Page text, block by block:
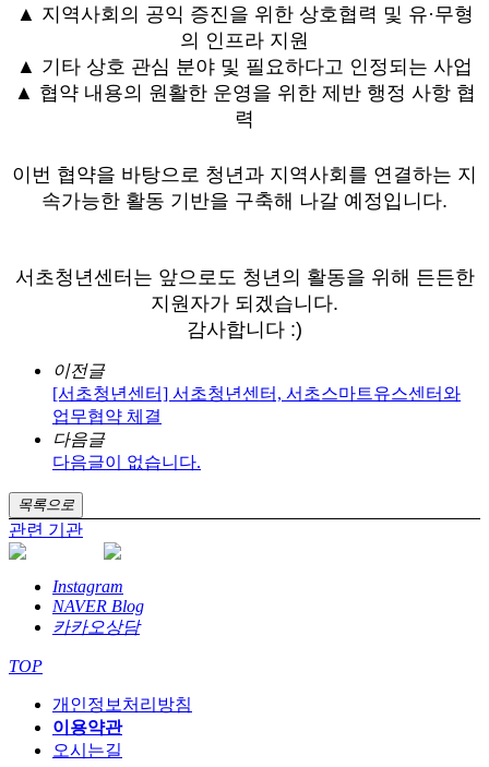
▲ 지역사회의 공익 증진을 위한 상호협력 및 유·무형
의 인프라 지원
▲ 기타 상호 관심 분야 및 필요하다고 인정되는 사업
▲ 협약 내용의 원활한 운영을 위한 제반 행정 사항 협
력
이번 협약을 바탕으로 청년과 지역사회를 연결하는 지
속가능한 활동 기반을 구축해 나갈 예정입니다.
서초청년센터는 앞으로도 청년의 활동을 위해 든든한
지원자가 되겠습니다.
감사합니다 :)
이전글
[서초청년센터] 서초청년센터, 서초스마트유스센터와
업무협약 체결
다음글
다음글이 없습니다.
목록으로
관련 기관
Instagram
NAVER Blog
카카오상담
TOP
개인정보처리방침
이용약관
오시는길